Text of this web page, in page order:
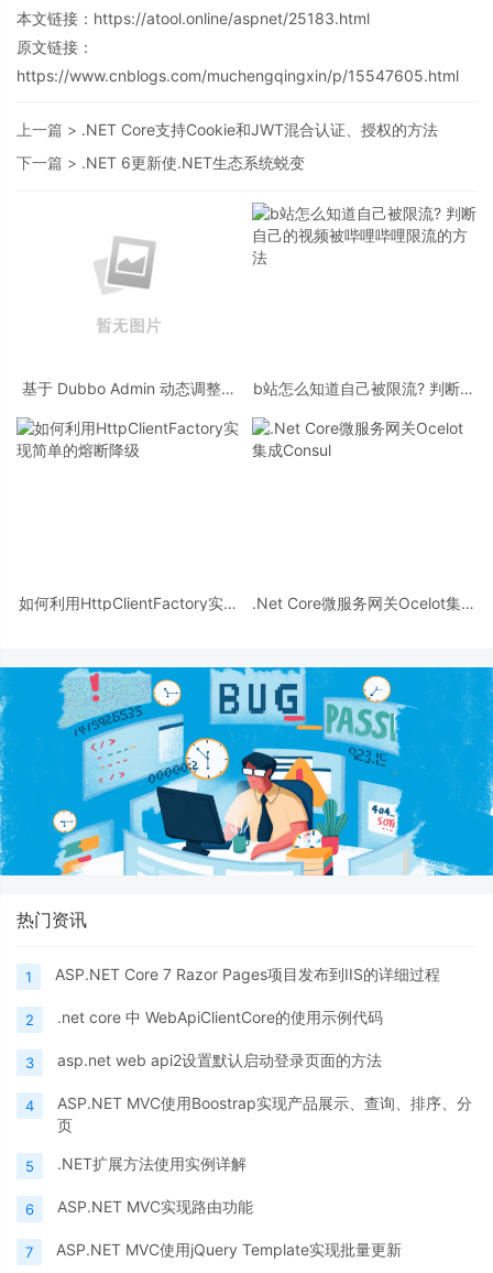
本文链接： https://atool.online/aspnet/25183.html
原文链接：
https://www.cnblogs.com/muchengqingxin/p/15547605.html
上一篇 > .NET Core支持Cookie和JWT混合认证、授权的方法
下一篇 > .NET 6更新使.NET生态系统蜕变
基于 Dubbo Admin 动态调整服
b站怎么知道自己被限流? 判断自
如何利用HttpClientFactory实现
.Net Core微服务网关Ocelot集成
热门资讯
1 ASP.NET Core 7 Razor Pages项目发布到IIS的详细过程
2 .net core 中 WebApiClientCore的使用示例代码
3 asp.net web api2设置默认启动登录页面的方法
4
ASP.NET MVC使用Boostrap实现产品展示、查询、排序、分
页
5 .NET扩展方法使用实例详解
6 ASP.NET MVC实现路由功能
7 ASP.NET MVC使用jQuery Template实现批量更新